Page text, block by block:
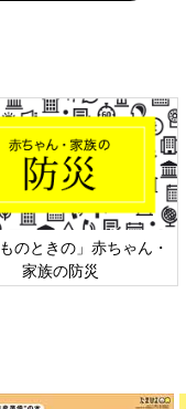
ものときの」赤ちゃん・
家族の防災